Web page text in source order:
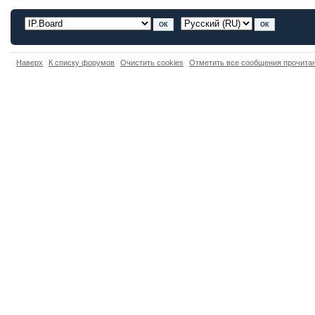
Наверх К списку форумов Очистить cookies Отметить все сообщения